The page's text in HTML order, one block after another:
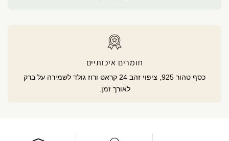
חומרים איכותיים
כסף טהור 925, ציפוי זהב 24 קראט ורוז גולד לשמירה על ברק
לאורך זמן.